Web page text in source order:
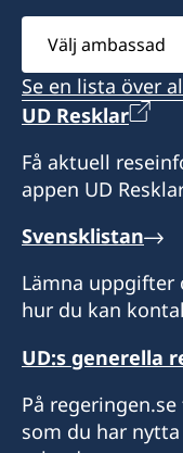
Jaanus Mikk
Honorärkonsul
Madis Kanarbik
Välj
ambassad
Se en lista över
UD Resklar
Få aktuell
appen UD
Svensklistan
Lämna uppgifter
hur du kan
UD:s generella
På
som du har